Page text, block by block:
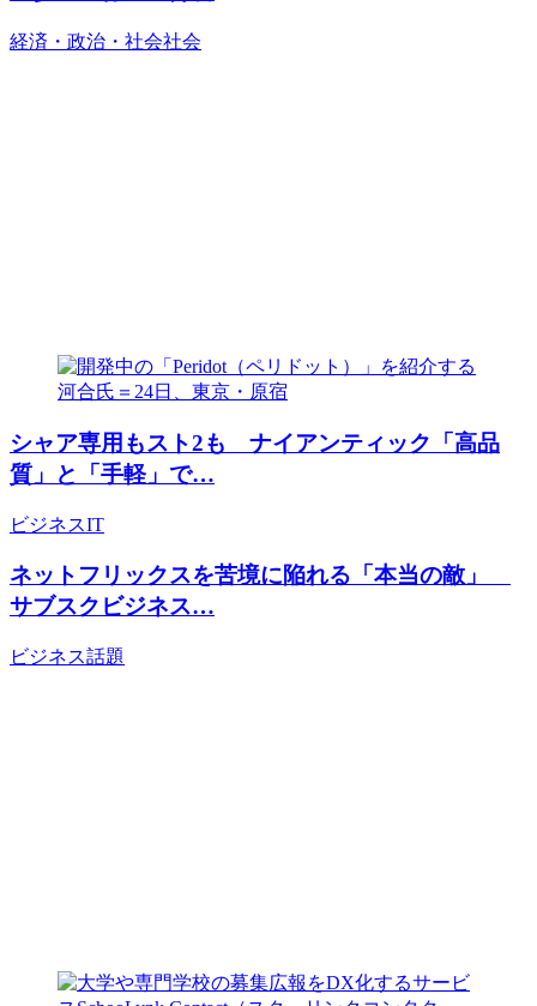
経済・政治・社会社会
シャア専用もスト2も ナイアンティック「高品
質」と「手軽」で…
ビジネスIT
ネットフリックスを苦境に陥れる「本当の敵」
サブスクビジネス…
ビジネス話題